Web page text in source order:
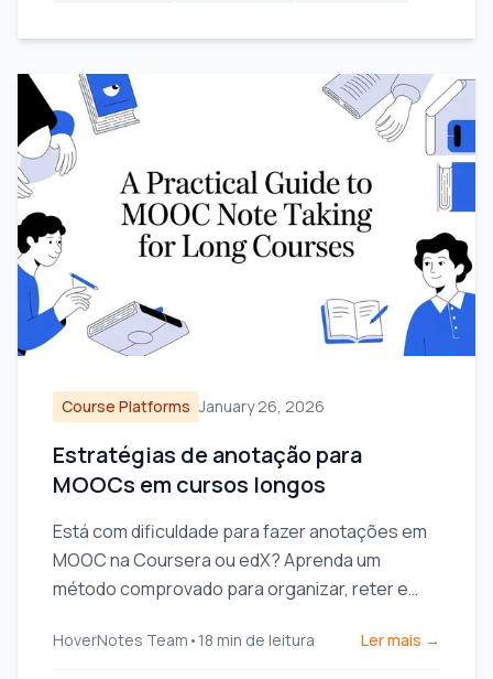
Course Platforms January 26, 2026
Estratégias de anotação para
MOOCs em cursos longos
Está com dificuldade para fazer anotações em
MOOC na Coursera ou edX? Aprenda um
método comprovado para organizar, reter e
se esgotar.
HoverNotes Team • 18 min de leitura Ler mais →